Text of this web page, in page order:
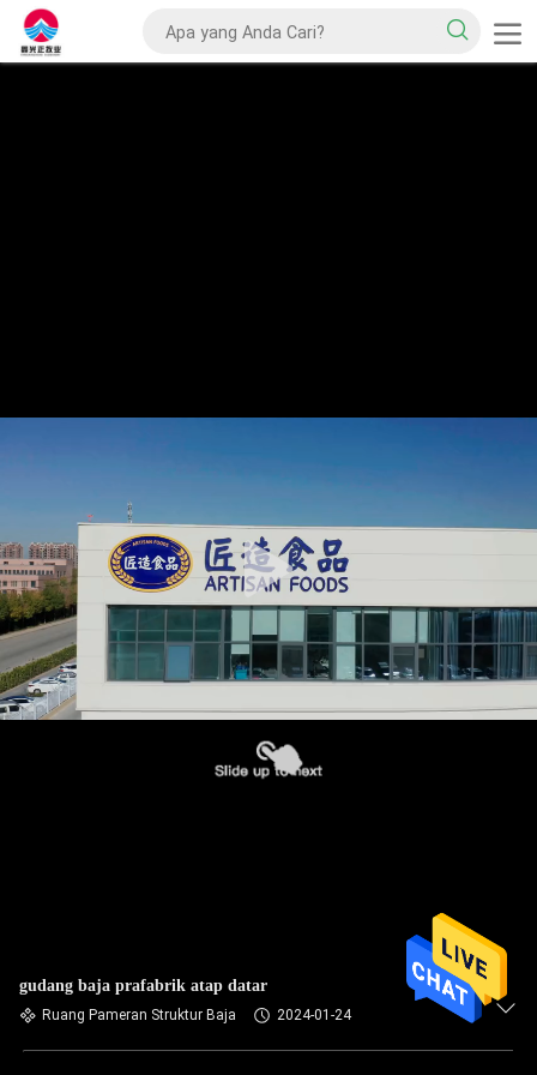
gudang baja prafabrik atap datar
Ruang Pameran Struktur Baja 2024-01-24